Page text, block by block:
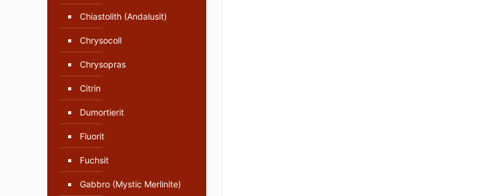
Chiastolith (Andalusit)
Chrysocoll
Chrysopras
Citrin
Dumortierit
Fluorit
Fuchsit
Gabbro (Mystic Merlinite)